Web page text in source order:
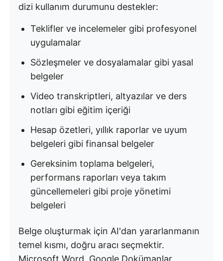
dizi kullanım durumunu destekler:
Teklifler ve incelemeler gibi profesyonel
uygulamalar
Sözleşmeler ve dosyalamalar gibi yasal
belgeler
Video transkriptleri, altyazılar ve ders
notları gibi eğitim içeriği
Hesap özetleri, yıllık raporlar ve uyum
belgeleri gibi finansal belgeler
Gereksinim toplama belgeleri,
performans raporları veya takım
güncellemeleri gibi proje yönetimi
belgeleri
Belge oluşturmak için AI'dan yararlanmanın
temel kısmı, doğru aracı seçmektir.